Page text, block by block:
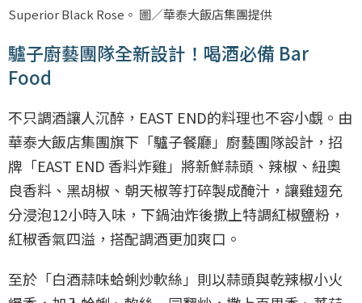
Superior Black Rose。 圖／華泰大飯店集團提供
驢子廚藝團隊全新設計！喝酒必備 Bar
Food
不只調酒讓人沉醉，EAST END的料理也不容小覷。由
華泰大飯店集團旗下「驢子餐廳」廚藝團隊設計，招
牌「EAST END 香料炸雞」將新鮮蒜頭、辣椒、紐奧
良香料、黑胡椒、朝天椒等打碎製成醃汁，讓雞翅充
分浸泡12小時入味，下鍋油炸後撒上特調紅椒鹽粉，
紅椒香氣四溢，搭配調酒更加爽口。
至於「白酒蒜味蛤蜊炒軟絲」則以蒜頭與乾辣椒小火